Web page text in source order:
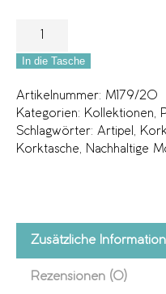
In die Tasche
Artikelnummer: M179/20
Kategorien: Kollektionen,
Schlagwörter: Artipel ,
Korktasche, Nachhaltige
Zusätzliche Information
Rezensionen (0)